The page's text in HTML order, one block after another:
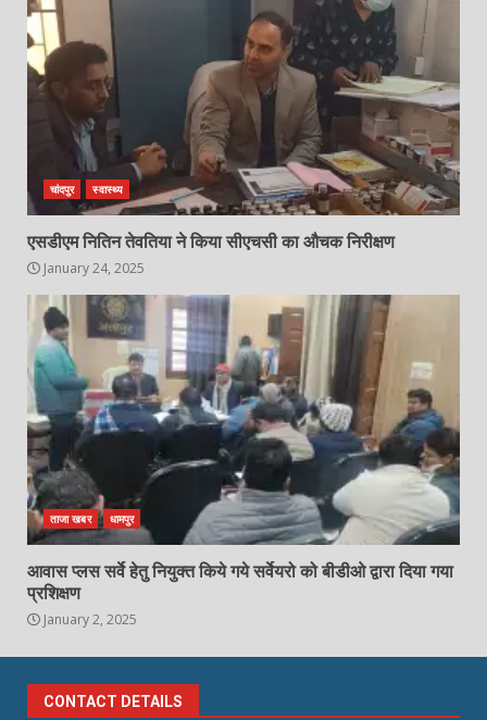
चांदपुर स्वास्थ्य
एसडीएम नितिन तेवतिया ने किया सीएचसी का औचक निरीक्षण
January 24, 2025
ताजा खबर धामपुर
आवास प्लस सर्वे हेतु नियुक्त किये गये सर्वेयरो को बीडीओ द्वारा दिया गया
प्रशिक्षण
January 2, 2025
CONTACT DETAILS